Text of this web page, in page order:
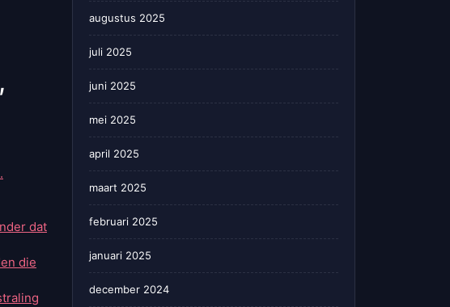
dat
die
augustus 2025
juli 2025
juni 2025
mei 2025
april 2025
maart 2025
februari 2025
januari 2025
december 2024